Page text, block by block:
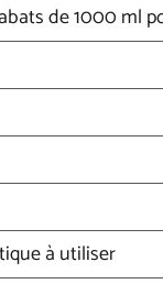
de 1000 ml
à utiliser